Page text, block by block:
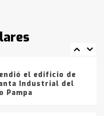
por
de drogas en la
el edificio de
Industrial del
Pampa